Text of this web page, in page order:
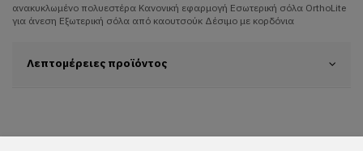
ανακυκλωμένο πολυεστέρα Κανονική εφαρμογή Εσωτερική σόλα OrthoLite
για άνεση Εξωτερική σόλα από καουτσούκ Δέσιμο με κορδόνια
Λεπτομέρειες προϊόντος